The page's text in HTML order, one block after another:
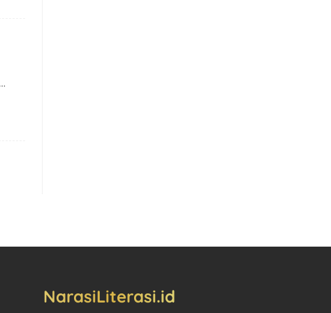
NarasiLiterasi.id